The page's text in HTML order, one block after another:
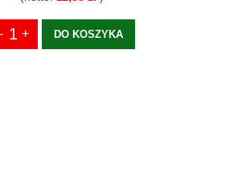
DO KOSZYKA